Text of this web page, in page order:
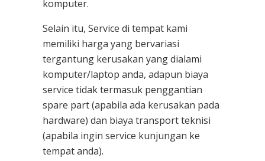
komputer.
Selain itu, Service di tempat kami
memiliki harga yang bervariasi
tergantung kerusakan yang dialami
komputer/laptop anda, adapun biaya
service tidak termasuk penggantian
spare part (apabila ada kerusakan pada
hardware) dan biaya transport teknisi
(apabila ingin service kunjungan ke
tempat anda).